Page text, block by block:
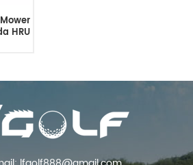
HRU